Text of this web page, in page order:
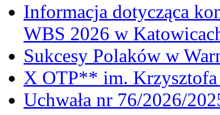
Informacja dotycząca
WBS 2026 w
Sukcesy Polaków w
X OTP** im. Krzysztofa
Uchwała nr 76/2026/